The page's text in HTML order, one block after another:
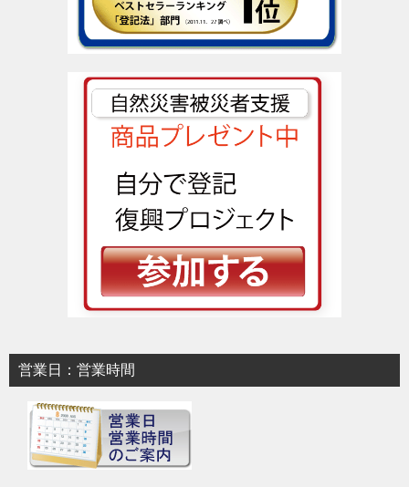
営業日：営業時間